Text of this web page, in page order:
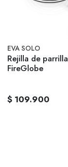
EVA SOLO
Rejilla de parrilla
FireGlobe
$ 109.900